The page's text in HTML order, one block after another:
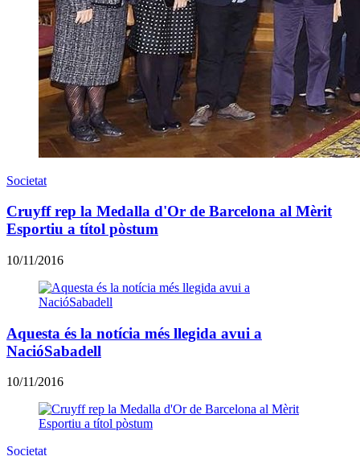
Societat
​Cruyff rep la Medalla d'Or de Barcelona al Mèrit
Esportiu a títol pòstum
10/11/2016
Aquesta és la notícia més llegida avui a
NacióSabadell
10/11/2016
Societat